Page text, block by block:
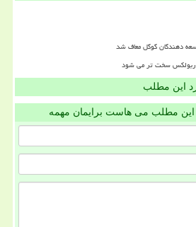
دهندگان گوگل معاف شد
ربولکس سخت تر می شود
این مطلب
این مطلب می هاست برایمان مهمه